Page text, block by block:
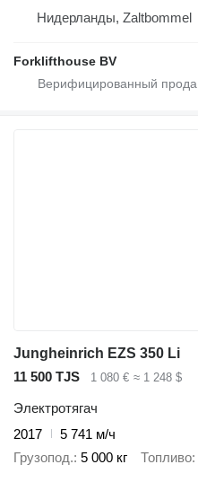
Нидерланды, Zaltbommel
Forklifthouse BV
Jungheinrich EZS 350 Li
11 500 TJS
1 080 € ≈ 1 248 $
Электротягач
2017
5 741 м/ч
Грузопод. 5 000 кг Топливо